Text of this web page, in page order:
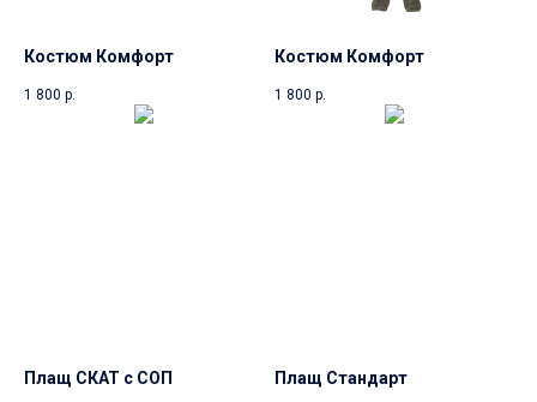
Костюм Комфорт
1 800 р.
Костюм Комфорт
1 800 р.
Плащ СКАТ с СОП Плащ Стандарт